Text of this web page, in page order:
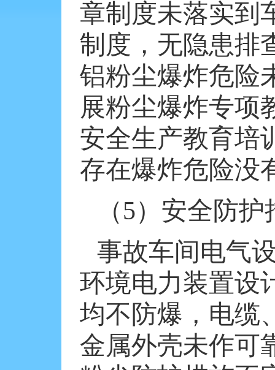
章制度未落实到
制度，无隐患排
铝粉尘爆炸危险
展粉尘爆炸专项
安全生产教育培
存在爆炸危险没
（5）安全防护
事故车间电气
环境电力装置设
均不防爆，电缆
金属外壳未作可